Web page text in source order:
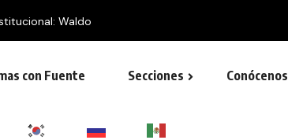
Waldo
con Fuente Secciones Conócenos